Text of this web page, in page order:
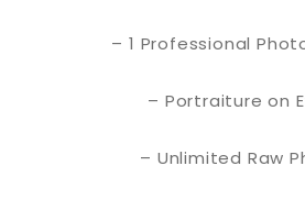
– 1 Professional
– Portraiture on
– Unlimited Raw